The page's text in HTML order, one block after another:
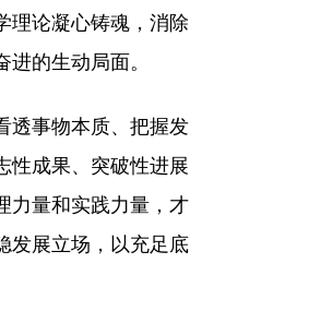
理论凝心铸魂，消除
的生动局面。
透事物本质、把握发
性成果、突破性进展
力量和实践力量，才
发展立场，以充足底